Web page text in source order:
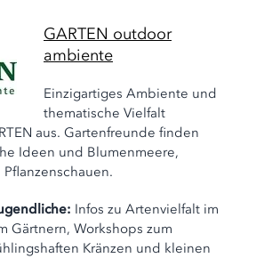
GARTEN outdoor
ambiente
Einzigartiges Ambiente und
thematische Vielfalt
aus. Gartenfreunde finden
Ideen und Blumenmeere,
Infos zu Artenvielfalt im
Gärtnern, Workshops zum
Kränzen und kleinen